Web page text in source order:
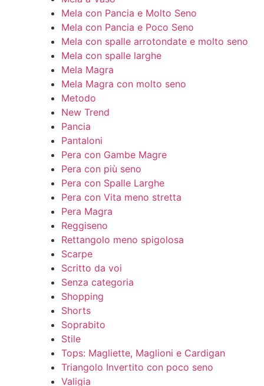
Mela con Pancia e Molto Seno
Mela con Pancia e Poco Seno
Mela con spalle arrotondate e molto seno
Mela con spalle larghe
Mela Magra
Mela Magra con molto seno
Metodo
New Trend
Pancia
Pantaloni
Pera con Gambe Magre
Pera con più seno
Pera con Spalle Larghe
Pera con Vita meno stretta
Pera Magra
Reggiseno
Rettangolo meno spigolosa
Scarpe
Scritto da voi
Senza categoria
Shopping
Shorts
Soprabito
Stile
Tops: Magliette, Maglioni e Cardigan
Triangolo Invertito con poco seno
Valigia